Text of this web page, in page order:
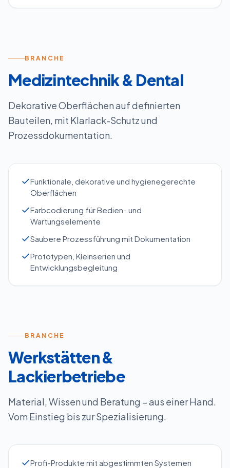
BRANCHE
Medizintechnik & Dental
Dekorative Oberflächen auf definierten
Bauteilen, mit Klarlack-Schutz und
Prozessdokumentation.
Funktionale, dekorative und hygienegerechte
Oberflächen
Farbcodierung für Bedien- und
Wartungselemente
Saubere Prozessführung mit Dokumentation
Prototypen, Kleinserien und
Entwicklungsbegleitung
BRANCHE
Werkstätten &
Lackierbetriebe
Material, Wissen und Beratung – aus einer Hand.
Vom Einstieg bis zur Spezialisierung.
Profi-Produkte mit abgestimmten Systemen